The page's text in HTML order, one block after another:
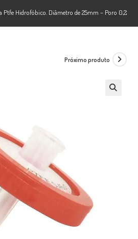
Ptfe Hidrofóbico. Diâmetro de 25mm – Poro
Próximo produto